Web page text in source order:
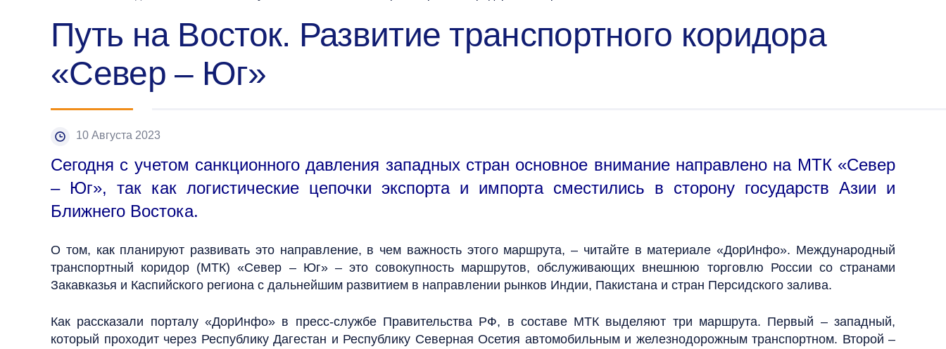
Путь на Восток. Развитие транспортного коридора
«Север – Юг»
10 Августа 2023
Сегодня с учетом санкционного давления западных стран основное внимание направлено на МТК «Север
– Юг», так как логистические цепочки экспорта и импорта сместились в сторону государств Азии и
Ближнего Востока.
О том, как планируют развивать это направление, в чем важность этого маршрута, – читайте в материале «ДорИнфо». Международный
транспортный коридор (МТК) «Север – Юг» – это совокупность маршрутов, обслуживающих внешнюю торговлю России со странами
Закавказья и Каспийского региона с дальнейшим развитием в направлении рынков Индии, Пакистана и стран Персидского залива.
Как рассказали порталу «ДорИнфо» в пресс-службе Правительства РФ, в составе МТК выделяют три маршрута. Первый – западный,
который проходит через Республику Дагестан и Республику Северная Осетия автомобильным и железнодорожным транспортном. Второй –